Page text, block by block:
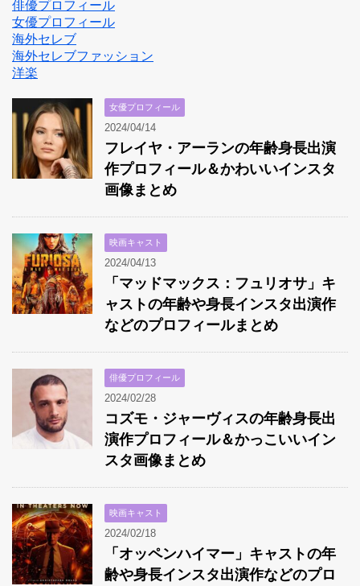
俳優プロフィール
女優プロフィール
海外セレブ
海外セレブファッション
洋楽
女優プロフィール
2024/04/14
フレイヤ・アーランの年齢身長出演
作プロフィール＆かわいいインスタ
画像まとめ
映画キャスト
2024/04/13
「マッドマックス：フュリオサ」キ
ャストの年齢や身長インスタ出演作
などのプロフィールまとめ
俳優プロフィール
2024/02/28
コズモ・ジャーヴィスの年齢身長出
演作プロフィール＆かっこいいイン
スタ画像まとめ
映画キャスト
2024/02/18
「オッペンハイマー」キャストの年
齢や身長インスタ出演作などのプロ